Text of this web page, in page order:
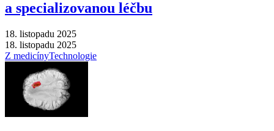
a specializovanou léčbu
18. listopadu 2025
18. listopadu 2025
Z medicínyTechnologie